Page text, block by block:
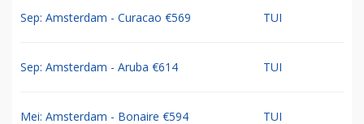
Sep: Amsterdam - Curacao €569 TUI
Sep: Amsterdam - Aruba €614 TUI
Mei: Amsterdam - Bonaire €594 TUI